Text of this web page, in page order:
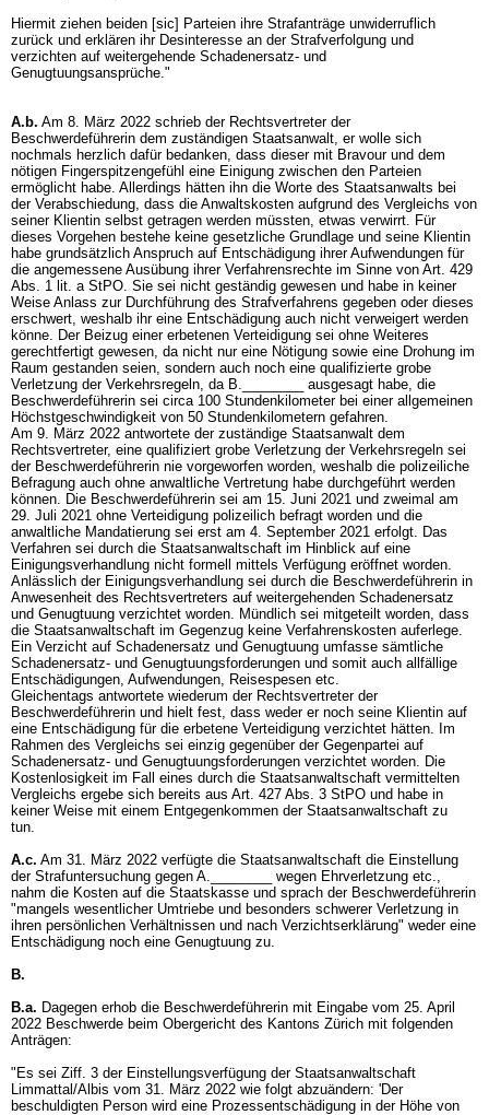
Hiermit ziehen beiden [sic] Parteien ihre Strafanträge unwiderruflich
zurück und erklären ihr Desinteresse an der Strafverfolgung und
verzichten auf weitergehende Schadenersatz- und
Genugtuungsansprüche."
A.b. Am 8. März 2022 schrieb der Rechtsvertreter der
Beschwerdeführerin dem zuständigen Staatsanwalt, er wolle sich
nochmals herzlich dafür bedanken, dass dieser mit Bravour und dem
nötigen Fingerspitzengefühl eine Einigung zwischen den Parteien
ermöglicht habe. Allerdings hätten ihn die Worte des Staatsanwalts bei
der Verabschiedung, dass die Anwaltskosten aufgrund des Vergleichs von
seiner Klientin selbst getragen werden müssten, etwas verwirrt. Für
dieses Vorgehen bestehe keine gesetzliche Grundlage und seine Klientin
habe grundsätzlich Anspruch auf Entschädigung ihrer Aufwendungen für
die angemessene Ausübung ihrer Verfahrensrechte im Sinne von Art. 429
Abs. 1 lit. a StPO. Sie sei nicht geständig gewesen und habe in keiner
Weise Anlass zur Durchführung des Strafverfahrens gegeben oder dieses
erschwert, weshalb ihr eine Entschädigung auch nicht verweigert werden
könne. Der Beizug einer erbetenen Verteidigung sei ohne Weiteres
gerechtfertigt gewesen, da nicht nur eine Nötigung sowie eine Drohung im
Raum gestanden seien, sondern auch noch eine qualifizierte grobe
Verletzung der Verkehrsregeln, da B.________ ausgesagt habe, die
Beschwerdeführerin sei circa 100 Stundenkilometer bei einer allgemeinen
Höchstgeschwindigkeit von 50 Stundenkilometern gefahren.
Am 9. März 2022 antwortete der zuständige Staatsanwalt dem
Rechtsvertreter, eine qualifiziert grobe Verletzung der Verkehrsregeln sei
der Beschwerdeführerin nie vorgeworfen worden, weshalb die polizeiliche
Befragung auch ohne anwaltliche Vertretung habe durchgeführt werden
können. Die Beschwerdeführerin sei am 15. Juni 2021 und zweimal am
29. Juli 2021 ohne Verteidigung polizeilich befragt worden und die
anwaltliche Mandatierung sei erst am 4. September 2021 erfolgt. Das
Verfahren sei durch die Staatsanwaltschaft im Hinblick auf eine
Einigungsverhandlung nicht formell mittels Verfügung eröffnet worden.
Anlässlich der Einigungsverhandlung sei durch die Beschwerdeführerin in
Anwesenheit des Rechtsvertreters auf weitergehenden Schadenersatz
und Genugtuung verzichtet worden. Mündlich sei mitgeteilt worden, dass
die Staatsanwaltschaft im Gegenzug keine Verfahrenskosten auferlege.
Ein Verzicht auf Schadenersatz und Genugtuung umfasse sämtliche
Schadenersatz- und Genugtuungsforderungen und somit auch allfällige
Entschädigungen, Aufwendungen, Reisespesen etc.
Gleichentags antwortete wiederum der Rechtsvertreter der
Beschwerdeführerin und hielt fest, dass weder er noch seine Klientin auf
eine Entschädigung für die erbetene Verteidigung verzichtet hätten. Im
Rahmen des Vergleichs sei einzig gegenüber der Gegenpartei auf
Schadenersatz- und Genugtuungsforderungen verzichtet worden. Die
Kostenlosigkeit im Fall eines durch die Staatsanwaltschaft vermittelten
Vergleichs ergebe sich bereits aus Art. 427 Abs. 3 StPO und habe in
keiner Weise mit einem Entgegenkommen der Staatsanwaltschaft zu
tun.
A.c. Am 31. März 2022 verfügte die Staatsanwaltschaft die Einstellung
der Strafuntersuchung gegen A.________ wegen Ehrverletzung etc.,
nahm die Kosten auf die Staatskasse und sprach der Beschwerdeführerin
"mangels wesentlicher Umtriebe und besonders schwerer Verletzung in
ihren persönlichen Verhältnissen und nach Verzichtserklärung" weder eine
Entschädigung noch eine Genugtuung zu.
B.
B.a. Dagegen erhob die Beschwerdeführerin mit Eingabe vom 25. April
2022 Beschwerde beim Obergericht des Kantons Zürich mit folgenden
Anträgen:
"Es sei Ziff. 3 der Einstellungsverfügung der Staatsanwaltschaft
Limmattal/Albis vom 31. März 2022 wie folgt abzuändern: 'Der
beschuldigten Person wird eine Prozessentschädigung in der Höhe von